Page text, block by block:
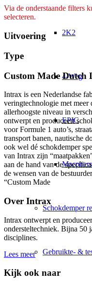
2K2
4-Weg
EPIC
Schokdemper
Gebruikte- &
Via de onderstaande filters
selecteren.
Uitvoering
Type
Custom Made Dutch
Intrax is een Nederlandse
veringtechnologie met meer
allerhoogste niveau in
ontwerpt en produceert
voor Formule 1 auto’s,
transport banen, nautische
ook wel dé schokdemper
van Intrax zijn
aan de hand van de
de wensen van de
“Custom Made
Over Intrax
Intrax ontwerpt en
ondersteltechniek. Bijna 50
disciplines.
Lees meer
Kijk ook naar